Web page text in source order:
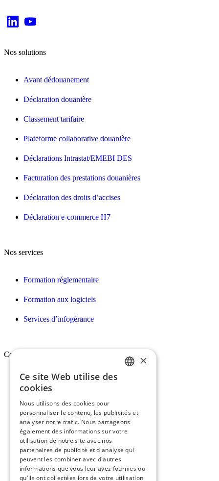
Nos solutions
Avant dédouanement
Déclaration douanière
Classement tarifaire
Plateforme collaborative douanière
Déclarations Intrastat/EMEBI DES
Facturation des prestations douanières
Déclaration des droits d’accises
Déclaration e-commerce H7
Nos services
Formation réglementaire
Formation aux logiciels
Services d’infogérance
Conex
Qui sommes-nous ?
Vision, mission & valeurs
Nos engagements
Le groupe Conex
Recrutement
×
Ce site Web utilise des
cookies
Nous utilisons des cookies pour
personnaliser le contenu, les publicités et
analyser notre trafic. Nous partageons
également des informations sur votre
utilisation de notre site avec nos
partenaires de publicité et d'analyse qui
peuvent les combiner avec d'autres
informations que vous leur avez fournies ou
qu'ils ont collectées lors de votre utilisation